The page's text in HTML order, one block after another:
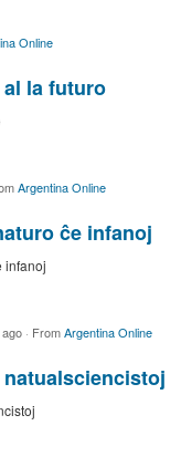
Online
la futuro
Argentina Online
ĉe infanoj
infanoj
· FromArgentina Online